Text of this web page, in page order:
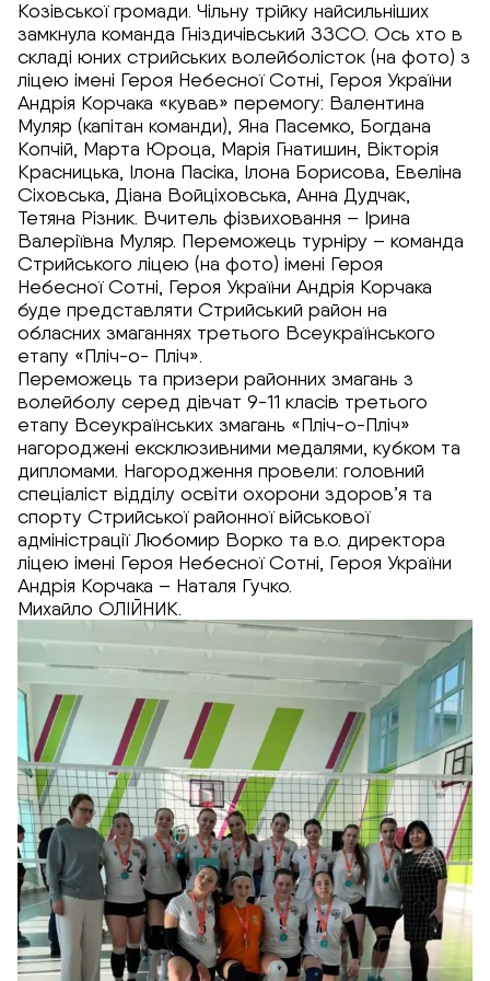
Козівської громади. Чільну трійку найсильніших
замкнула команда Гніздичівський ЗЗСО. Ось хто в
складі юних стрийських волейболісток (на фото) з
ліцею імені Героя Небесної Сотні, Героя України
Андрія Корчака «кував» перемогу: Валентина
Муляр (капітан команди), Яна Пасемко, Богдана
Копчій, Марта Юроца, Марія Гнатишин, Вікторія
Красницька, Ілона Пасіка, Ілона Борисова, Евеліна
Сіховська, Діана Войціховська, Анна Дудчак,
Тетяна Різник. Вчитель фізвиховання – Ірина
Валеріївна Муляр. Переможець турніру – команда
Стрийського ліцею (на фото) імені Героя
Небесної Сотні, Героя України Андрія Корчака
буде представляти Стрийський район на
обласних змаганнях третього Всеукраїнського
етапу «Пліч-о- Пліч».
Переможець та призери районних змагань з
волейболу серед дівчат 9-11 класів третього
етапу Всеукраїнських змагань «Пліч-о-Пліч»
нагороджені ексклюзивними медалями, кубком та
дипломами. Нагородження провели: головний
спеціаліст відділу освіти охорони здоров’я та
спорту Стрийської районної військової
адміністрації Любомир Ворко та в.о. директора
ліцею імені Героя Небесної Сотні, Героя України
Андрія Корчака – Наталя Гучко.
Михайло ОЛІЙНИК.